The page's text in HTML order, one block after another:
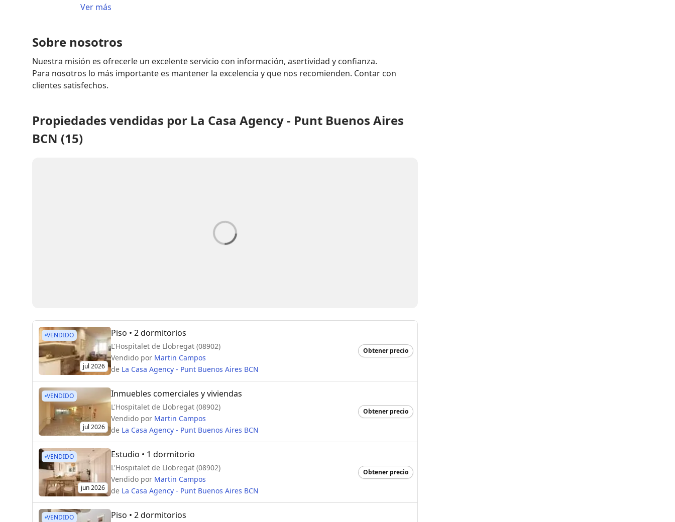
Ver más
Sobre nosotros
Nuestra misión es ofrecerle un excelente servicio con información, asertividad y confianza.
Para nosotros lo más importante es mantener la excelencia y que nos recomienden. Contar con
clientes satisfechos.
Propiedades vendidas por La Casa Agency - Punt Buenos Aires
BCN (15)
VENDIDO
jul 2026
Piso • 2 dormitorios
L'Hospitalet de Llobregat (08902)
Vendido por Martin Campos
de La Casa Agency - Punt Buenos Aires BCN
Obtener precio
VENDIDO
jul 2026
Inmuebles comerciales y viviendas
L'Hospitalet de Llobregat (08902)
Vendido por Martin Campos
de La Casa Agency - Punt Buenos Aires BCN
Obtener precio
VENDIDO
jun 2026
Estudio • 1 dormitorio
L'Hospitalet de Llobregat (08902)
Vendido por Martin Campos
de La Casa Agency - Punt Buenos Aires BCN
Obtener precio
VENDIDO Piso • 2 dormitorios